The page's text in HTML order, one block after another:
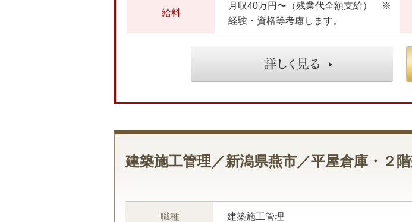
給料
月収40万円〜（残業代全額支給） ※
経験・資格等考慮します。
建築施工管理／新潟県燕市／平屋倉庫・２
職種 建築施工管理